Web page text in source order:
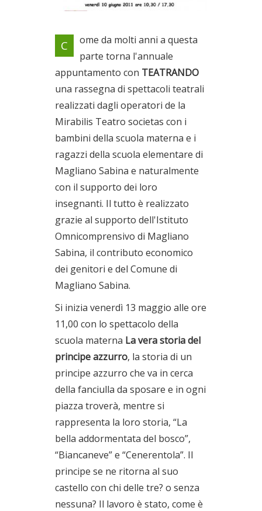
Locandina evento
Dal 13/05/2011 al
10/06/2011
C
ome da molti anni a questa
parte torna l'annuale
appuntamento con TEATRANDO
una rassegna di spettacoli teatrali
realizzati dagli operatori de la
Mirabilis Teatro societas con i
bambini della scuola materna e i
ragazzi della scuola elementare di
Magliano Sabina e naturalmente
con il supporto dei loro
insegnanti. Il tutto è realizzato
grazie al supporto dell'Istituto
Omnicomprensivo di Magliano
Sabina, il contributo economico
dei genitori e del Comune di
Magliano Sabina.
Si inizia venerdì 13 maggio alle ore
11,00 con lo spettacolo della
scuola materna La vera storia del
principe azzurro, la storia di un
principe azzurro che va in cerca
della fanciulla da sposare e in ogni
piazza troverà, mentre si
rappresenta la loro storia, “La
bella addormentata del bosco”,
“Biancaneve” e “Cenerentola”. Il
principe se ne ritorna al suo
castello con chi delle tre? o senza
nessuna? Il lavoro è stato, come è